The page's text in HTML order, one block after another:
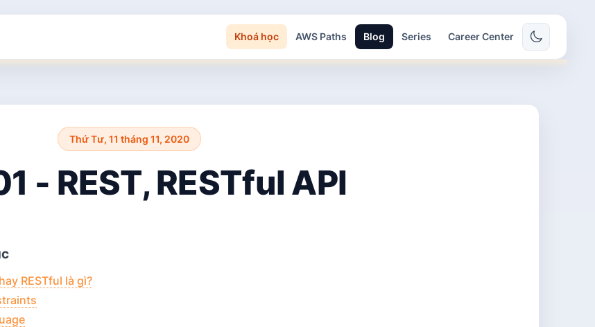
Khoá học AWS Paths Blog Series Career Center
Thứ Tư, 11 tháng 11, 2020
- REST, RESTful API
RESTful là gì?